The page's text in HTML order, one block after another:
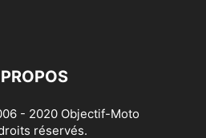
- 2020 Objectif-Moto
réservés.